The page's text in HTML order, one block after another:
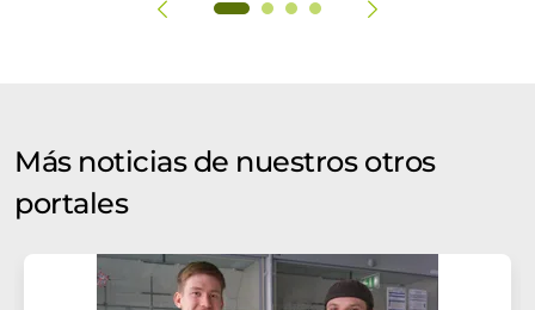
Más noticias de nuestros otros
portales